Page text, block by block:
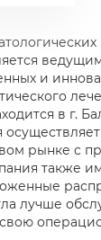
и
в г.
рынке с
также
лучше